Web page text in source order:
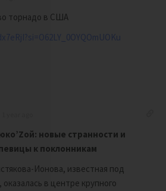
торнадо в США
новые странности и
к поклонникам
Ионова, известная под
в центре крупного